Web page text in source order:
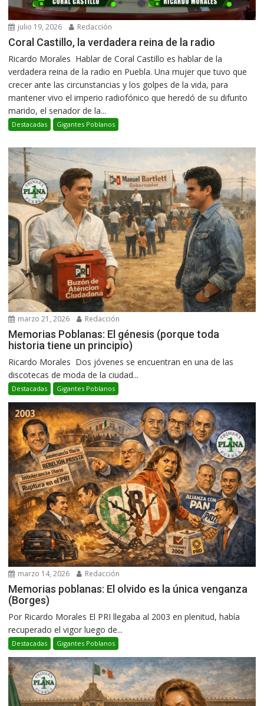
julio 19, 2026 Redacción
Coral Castillo, la verdadera reina de la radio
Ricardo Morales Hablar de Coral Castillo es hablar de la
verdadera reina de la radio en Puebla. Una mujer que tuvo que
crecer ante las circunstancias y los golpes de la vida, para
mantener vivo el imperio radiofónico que heredó de su difunto
marido, el senador de la...
Destacadas Gigantes Poblanos
marzo 21, 2026 Redacción
Memorias Poblanas: El génesis (porque toda
historia tiene un principio)
Ricardo Morales Dos jóvenes se encuentran en una de las
discotecas de moda de la ciudad...
Destacadas Gigantes Poblanos
marzo 14, 2026 Redacción
Memorias poblanas: El olvido es la única venganza
(Borges)
Por Ricardo Morales El PRI llegaba al 2003 en plenitud, había
recuperado el vigor luego de...
Destacadas Gigantes Poblanos